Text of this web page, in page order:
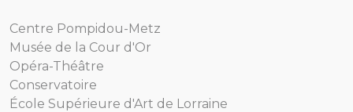
Centre Pompidou-Metz
Musée de la Cour d'Or
Opéra-Théâtre
Conservatoire
École Supérieure d'Art de Lorraine